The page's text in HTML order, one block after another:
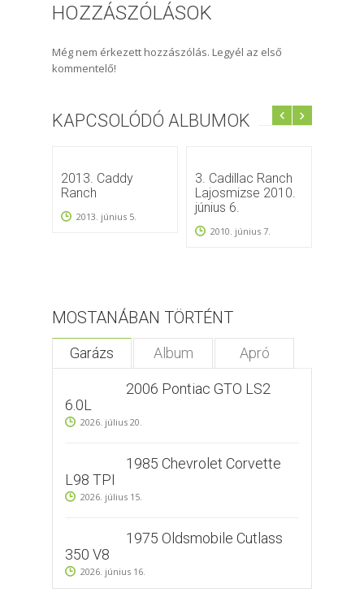
HOZZÁSZÓLÁSOK
Még nem érkezett hozzászólás. Legyél az első
kommentelő!
KAPCSOLÓDÓ ALBUMOK
2013. Caddy
Ranch
2013. június 5.
3. Cadillac Ranch
Lajosmizse 2010.
június 6.
2010. június 7.
MOSTANÁBAN TÖRTÉNT
Garázs Album Apró
2006 Pontiac GTO LS2
6.0L
2026. július 20.
1985 Chevrolet Corvette
L98 TPI
2026. július 15.
1975 Oldsmobile Cutlass
350 V8
2026. június 16.